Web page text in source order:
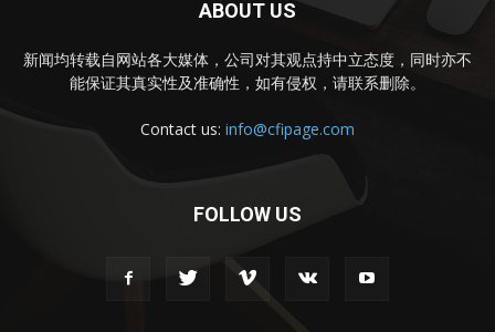
ABOUT US
新闻均转载自网站各大媒体，公司对其观点持中立态度，同时亦不
能保证其真实性及准确性，如有侵权，请联系删除。
Contact us: info@cfipage.com
FOLLOW US